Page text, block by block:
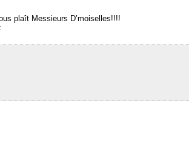
plaît Messieurs D’moiselles!!!!